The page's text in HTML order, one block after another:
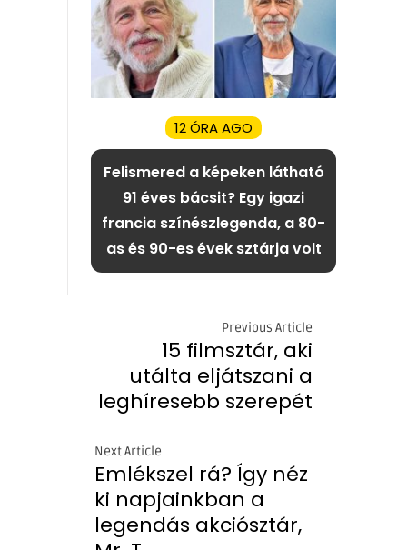
12 ÓRA AGO
Felismered a képeken látható
91 éves bácsit? Egy igazi
francia színészlegenda, a 80-
as és 90-es évek sztárja volt
Previous Article
15 filmsztár, aki
utálta eljátszani a
leghíresebb szerepét
Next Article
Emlékszel rá? Így néz
ki napjainkban a
legendás akciósztár,